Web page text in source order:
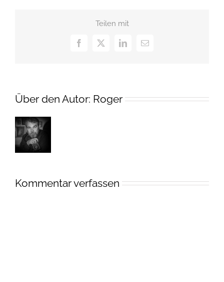
Teilen mit
Facebook
X LinkedIn
E-
Über den Autor: Roger
Kommentar verfassen